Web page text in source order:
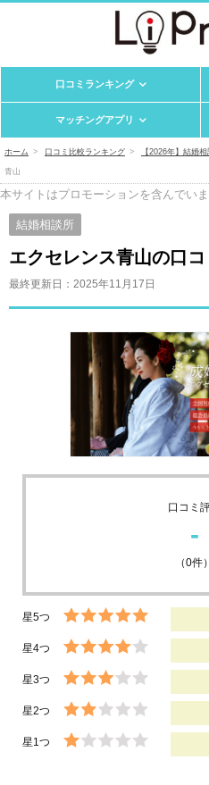
口コミランキング
マッチングアプリ
ホーム 口コミ比較ランキング 【2026年】結婚
青山
本サイトはプロモーションを含んでいま
結婚相談所
エクセレンス青山の口コ
最終更新日： 2025年11月17日
口コミ
-
（0件）
星5つ
星4つ
星3つ
星2つ
星1つ